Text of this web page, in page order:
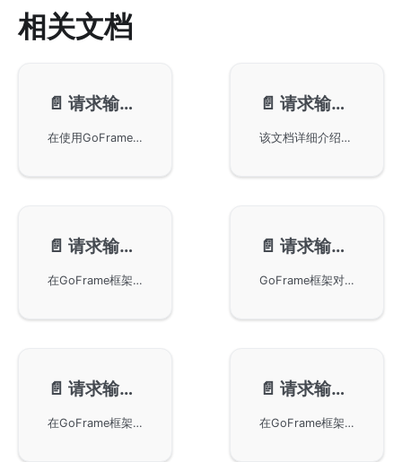
相关文档
📄️ 请求输入-参数处理
在使用GoFrame框架构建的应用中，通过Query或Form参数实现复杂参数传递。文中详细阐述了同名参数、数组参数及Map参数的提交格式及其在服务端的解析方式，并给出相应的代码示例。建议在遇到复杂参数传递场景时，尽量使用JSON数据编码进行管理和维护。
📄️ 请求输入-对象处理
该文档详细介绍了在使用GoFrame框架时如何处理请求输入的对象转换。通过将输入和输出定义为struct结构体对象，便于结构化参数的维护。文中介绍了默认和自定义的参数映射规则，以及如何通过Request对象的Parse方法进行便捷的对象转换和数据校验。
📄️ 请求输入-请求校验
在GoFrame框架中通过v标签为结构体属性实现请求的输入校验。在示例中，我们讲解了如何使用gvalid模块进行校验，如何设置和解析注册请求的数据结构，以及在出现校验错误时如何处理，并展示了如何通过curl测试接口响应的数据和错误信息。此外，我们提供了不同版本的使用建议，以提高用户体验和代码的易用性。
📄️ 请求输入-JSON/XML
GoFrame框架对JSON和XML数据格式的原生支持，详细描述了如何通过GoFrame框架的Request对象来处理客户端提交的数据格式，提高开发效率。文档中包括示例代码演示如何解析和验证提交的数据，以及如何进行数据格式转换，为开发者提供了便捷的数据获取和处理能力。
📄️ 请求输入-默认值绑定
在GoFrame框架中使用struct tag为请求输入对象的属性绑定默认值的功能。通过示例展示了如何定义参数对象并为其属性设置默认值，以及如何在服务端处理和验证请求参数。特别强调了在未提交参数时，默认值将生效，而在提交了参数（即使为空）的情况下，默认值将被忽略。同时提供了一些关于默认值参数绑定的注意事项建议。
📄️ 请求输入-自定义参数
在GoFrame框架中设置和获取自定义请求参数。自定义变量具有最高优先级，可覆盖客户端提交的参数，适用于请求流程中的变量共享。本教程还提供实际代码示例，展示如何在中间件中使用SetParam和GetParam方法来管理请求参数。